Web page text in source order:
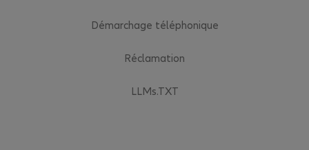
Démarchage téléphonique
Réclamation
LLMs.TXT